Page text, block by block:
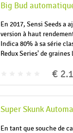
Big Bud
En 2017, Sensi Seeds a
version à haut
Indica 80% à sa série
Redux Series' de graines
€
Super Skunk
En tant que souche de